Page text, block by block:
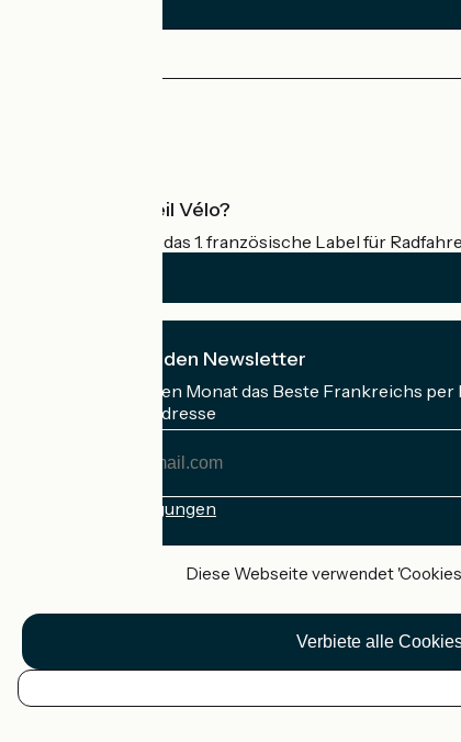
DE
Was ist Accueil Vélo?
Accueil Vélo ist das 1. französische Label für
Ich abonniere den Newsletter
Erhalten Sie jeden Monat das Beste Frankreichs per
Meine E-Mail-Adresse
Anmeldebedingungen
Accueil Vélo Pro
Kontakt
Rechtliche Informationen
Diese Webseite verwendet
Verbiete alle